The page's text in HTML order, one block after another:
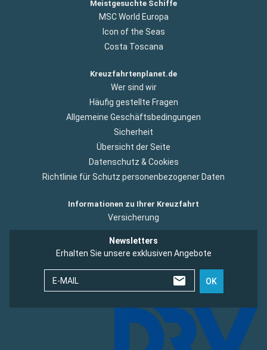
Meistgesuchte Schiffe
MSC World Europa
Icon of the Seas
Costa Toscana
Kreuzfahrtenplanet.de
Wer sind wir
Häufig gestellte Fragen
Allgemeine Geschäftsbedingungen
Sicherheit
Übersicht der Seite
Datenschutz & Cookies
Richtlinie für Schutz personenbezogener Daten
Informationen zu Ihrer Kreuzfahrt
Versicherung
Newsletters
Erhalten Sie unsere exklusiven Angebote
E-MAIL OK